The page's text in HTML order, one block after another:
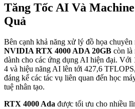
Tăng Tốc AI Và
Quả
Bên cạnh khả năng xử lý đồ họa chuyên
NVIDIA RTX 4000 ADA 20GB còn là
dành cho các ứng dụng AI hiện đại. Với
4 và hiệu năng AI lên tới 427,6
đáng kể các tác vụ liên quan đến học
tuệ nhân tạo.
RTX 4000 Ada được tối ưu cho nhiều